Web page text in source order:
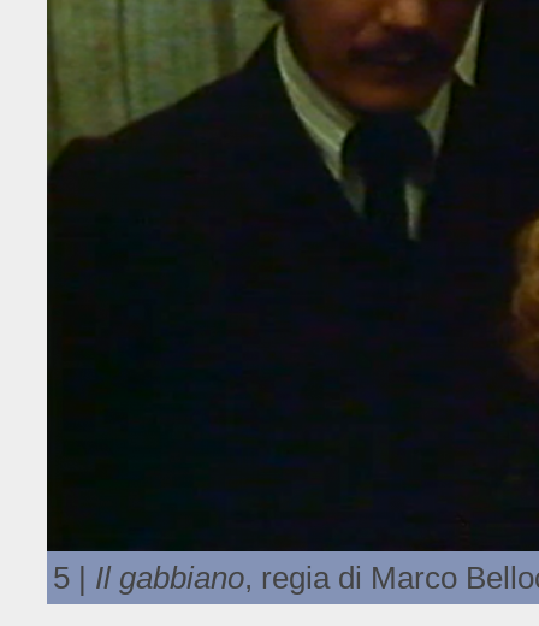
5 | Il gabbiano, regia di Marco